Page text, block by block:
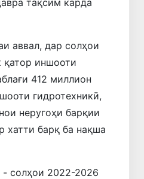
аввал, дар солҳои
қатор иншооти
412 миллион
гидротехникӣ,
неругоҳи барқии
хатти барқ ​​ба нақша
солҳои 2022-2026